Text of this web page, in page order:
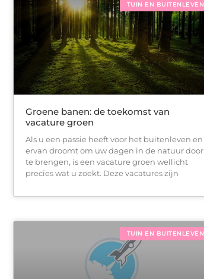
TUIN EN BUITENLEVEN
Groene banen: de toekomst van
vacature groen
Als u een passie heeft voor het buitenleven en
ervan droomt om uw dagen in de natuur door
te brengen, is een vacature groen wellicht
precies wat u zoekt. Deze vacatures zijn
TUIN EN BUITENLEVEN